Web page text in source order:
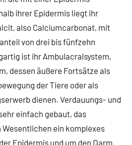
ihrer Epidermis liegt ihr
also Calciumcarbonat, mit
von drei bis fünfzehn
ist ihr Ambulacralsystem,
dessen äußere Fortsätze als
der Tiere oder als
dienen. Verdauungs- und
einfach gebaut, das
ein komplexes
Epidermis und um den Darm